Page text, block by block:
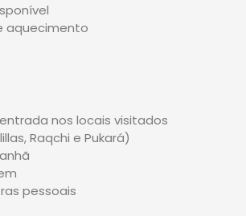
aquecimento
nos locais visitados
Raqchi e Pukará)
pessoais